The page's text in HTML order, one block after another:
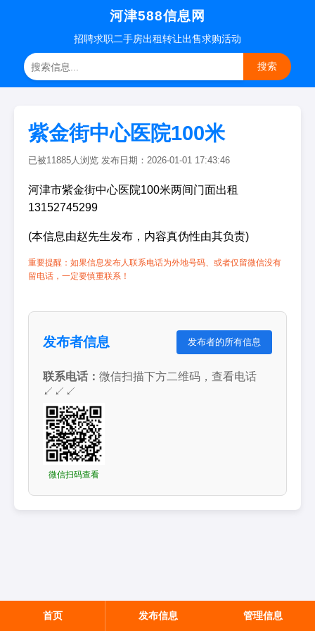
河津588信息网
招聘求职二手房出租转让出售求购活动
搜索
紫金街中心医院100米
已被11885人浏览 发布日期：2026-01-01 17:43:46
河津市紫金街中心医院100米两间门面出租
13152745299
(本信息由赵先生发布，内容真伪性由其负责)
重要提醒：如果信息发布人联系电话为外地号码、或者仅留微信没有
留电话，一定要慎重联系！
发布者信息 发布者的所有信息
联系电话： 微信扫描下方二维码，查看电话
↙↙↙
微信扫码查看
首页 发布信息 管理信息